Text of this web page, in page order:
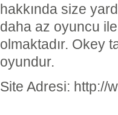
hakkında size
daha az oyuncu
olmaktadır. Okey
oyundur.
Site Adresi: http://